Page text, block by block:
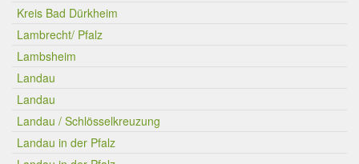
Kreis Bad Dürkheim
Lambrecht/ Pfalz
Lambsheim
Landau
Landau
Landau / Schlösselkreuzung
Landau in der Pfalz